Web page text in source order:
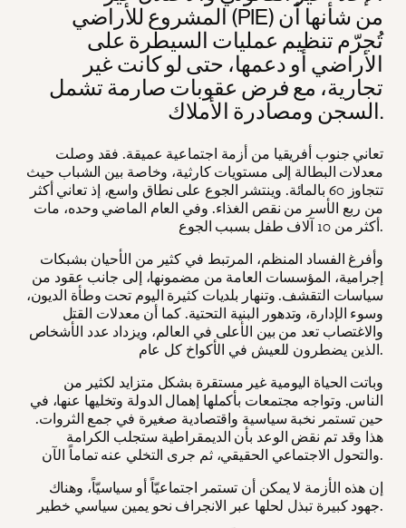
المشروع للأراضي (PIE) من شأنها أن
تُجرّم تنظيم عمليات السيطرة على
الأراضي أو دعمها، حتى لو كانت غير
تجارية، مع فرض عقوبات صارمة تشمل
السجن ومصادرة الأملاك.
تعاني جنوب أفريقيا من أزمة اجتماعية عميقة. فقد وصلت
معدلات البطالة إلى مستويات كارثية، وخاصة بين الشباب حيث
تتجاوز 60 بالمائة. وينتشر الجوع على نطاق واسع، إذ تعاني أكثر
من ربع الأسر من نقص الغذاء. وفي العام الماضي وحده، مات
أكثر من 10 آلاف طفل بسبب الجوع.
وأفرغ الفساد المنظم، المرتبط في كثير من الأحيان بشبكات
إجرامية، المؤسسات العامة من مضمونها، إلى جانب عقود من
سياسات التقشف. وتنهار بلديات كثيرة اليوم تحت وطأة الديون،
وسوء الإدارة، وتدهور البنية التحتية. كما أن معدلات القتل
والاغتصاب تعد من بين الأعلى في العالم، ويزداد عدد الأشخاص
الذين يضطرون للعيش في الأكواخ كل عام.
وباتت الحياة اليومية غير مستقرة بشكل متزايد لكثير من
الناس. وتواجه مجتمعات بأكملها إهمال الدولة وتخليها عنها، في
حين تستمر نخبة سياسية واقتصادية صغيرة في جمع الثروات.
هذا وقد تم نقض الوعد بأن الديمقراطية ستجلب الكرامة
والتحول الاجتماعي الحقيقي، ثم جرى التخلي عنه تماماً الآن.
إن هذه الأزمة لا يمكن أن تستمر اجتماعيّاً أو سياسيّاً، وهناك
جهود كبيرة تبذل لحلها عبر الانجراف نحو يمين سياسي خطير.